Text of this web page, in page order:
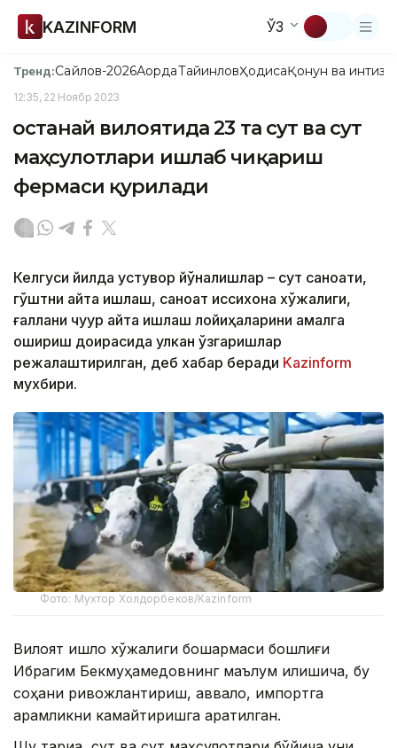
KAZINFORM ЎЗ
Тренд:Сайлов-2026АқордаТайинловҲодисаҚонун ва
12:35, 22 Ноябр 2023
Қостанай вилоятида 23 та сут ва сут
маҳсулотлари ишлаб чиқариш
фермаси қурилади
Келгуси йилда устувор йўналишлар – сут саноати,
гўштни қайта ишлаш, саноат иссиқхона хўжалиги,
ғаллани чуқур қайта ишлаш лойиҳаларини амалга
ошириш доирасида улкан ўзгаришлар
режалаштирилган, деб хабар беради Kazinform
мухбири.
Фото: Мухтор Холдорбеков/Kazinform
Вилоят қишлоқ хўжалиги бошқармаси бошлиғи
Ибрагим Бекмуҳамедовнинг маълум қилишича, бу
соҳани ривожлантириш, аввало, импортга
қарамликни камайтиришга қаратилган.